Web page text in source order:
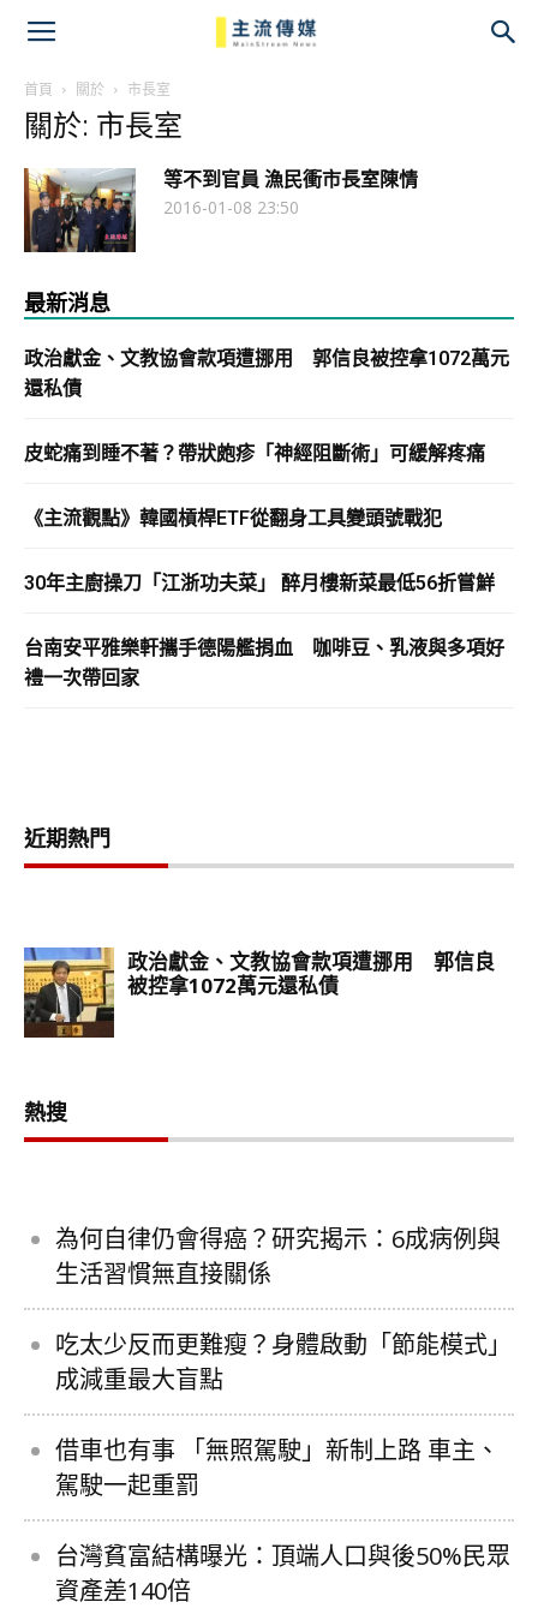
首頁 關於 市長室
關於: 市長室
等不到官員 漁民衝市長室陳情
2016-01-08 23:50
最新消息
政治獻金、文教協會款項遭挪用 郭信良被控拿1072萬元
還私債
皮蛇痛到睡不著？帶狀皰疹「神經阻斷術」可緩解疼痛
《主流觀點》韓國槓桿ETF從翻身工具變頭號戰犯
30年主廚操刀「江浙功夫菜」 醉月樓新菜最低56折嘗鮮
台南安平雅樂軒攜手德陽艦捐血 咖啡豆、乳液與多項好
禮一次帶回家
近期熱門
熱搜
為何自律仍會得癌？研究揭示：6成病例與
生活習慣無直接關係
吃太少反而更難瘦？身體啟動「節能模式」
成減重最大盲點
借車也有事 「無照駕駛」新制上路 車主、
駕駛一起重罰
台灣貧富結構曝光：頂端人口與後50%民眾
資產差140倍